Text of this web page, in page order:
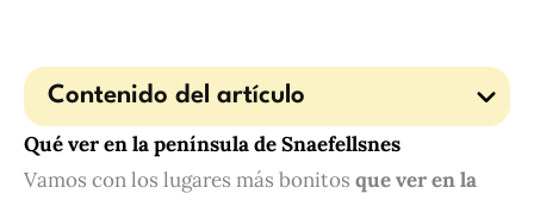
Contenido del artículo
Qué ver en la península de Snaefellsnes
Vamos con los lugares más bonitos que ver en la